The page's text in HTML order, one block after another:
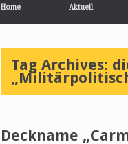
Home Aktuell
Tag Archives:
Deckname